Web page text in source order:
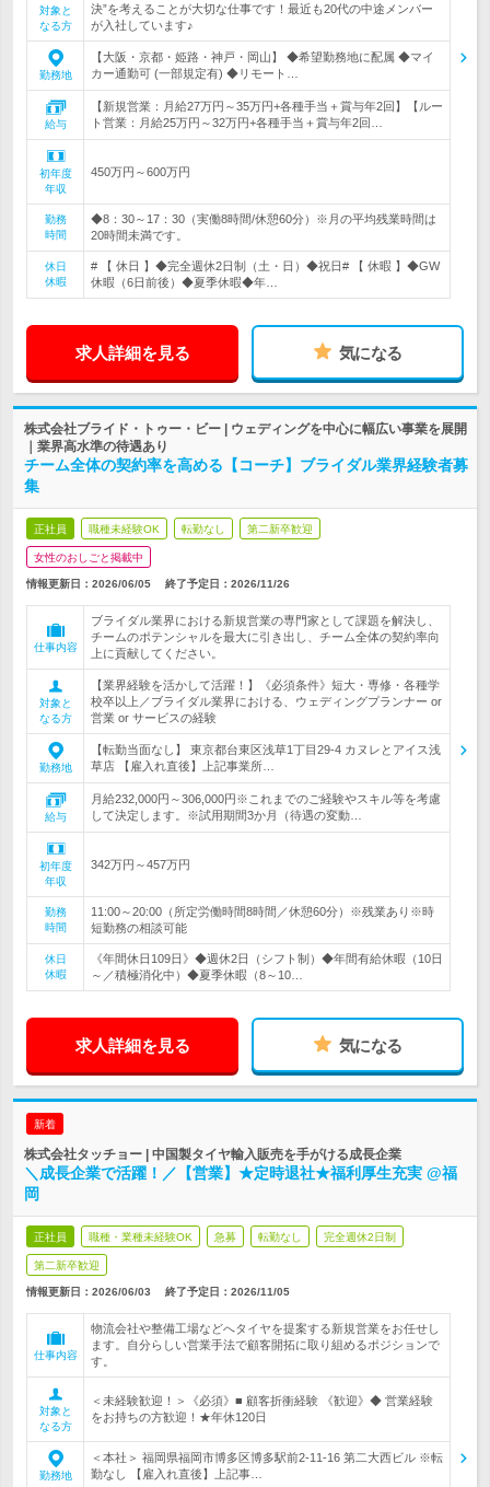
対象と
なる方
決”を考えることが大切な仕事です！最近も20代の中途メンバー
が入社しています♪
勤務地
【大阪・京都・姫路・神戸・岡山】 ◆希望勤務地に配属 ◆マイ
カー通勤可 (一部規定有) ◆リモート…
給与
【新規営業：月給27万円～35万円+各種手当＋賞与年2回】【ルー
ト営業：月給25万円～32万円+各種手当＋賞与年2回…
初年度
年収
450万円～600万円
勤務
時間
◆8：30～17：30（実働8時間/休憩60分）※月の平均残業時間は
20時間未満です。
休日
休暇
# 【 休日 】◆完全週休2日制（土・日）◆祝日# 【 休暇 】◆GW
休暇（6日前後）◆夏季休暇◆年…
求人詳細を見る 気になる
株式会社ブライド・トゥー・ビー | ウェディングを中心に幅広い事業を展開
｜業界高水準の待遇あり
チーム全体の契約率を高める【コーチ】ブライダル業界経験者募
集
正社員 職種未経験OK 転勤なし 第二新卒歓迎
女性のおしごと掲載中
情報更新日：2026/06/05 終了予定日： 2026/11/26
仕事内容
ブライダル業界における新規営業の専門家として課題を解決し、
チームのポテンシャルを最大に引き出し、チーム全体の契約率向
上に貢献してください。
対象と
なる方
【業界経験を活かして活躍！】《必須条件》短大・専修・各種学
校卒以上／ブライダル業界における、ウェディングプランナー or
営業 or サービスの経験
勤務地
【転勤当面なし】 東京都台東区浅草1丁目29-4 カヌレとアイス浅
草店 【雇入れ直後】上記事業所…
給与
月給232,000円～306,000円※これまでのご経験やスキル等を考慮
して決定します。※試用期間3か月（待遇の変動…
初年度
年収
342万円～457万円
勤務
時間
11:00～20:00（所定労働時間8時間／休憩60分）※残業あり※時
短勤務の相談可能
休日
休暇
《年間休日109日》◆週休2日（シフト制）◆年間有給休暇（10日
～／積極消化中）◆夏季休暇（8～10…
求人詳細を見る 気になる
新着
株式会社タッチョー | 中国製タイヤ輸入販売を手がける成長企業
＼成長企業で活躍！／【営業】★定時退社★福利厚生充実 @福
岡
正社員 職種・業種未経験OK 急募 転勤なし 完全週休2日制
第二新卒歓迎
情報更新日：2026/06/03 終了予定日： 2026/11/05
仕事内容
物流会社や整備工場などへタイヤを提案する新規営業をお任せし
ます。自分らしい営業手法で顧客開拓に取り組めるポジションで
す。
対象と
なる方
＜未経験歓迎！＞《必須》■ 顧客折衝経験 《歓迎》◆ 営業経験
をお持ちの方歓迎！★年休120日
勤務地
＜本社＞ 福岡県福岡市博多区博多駅前2-11-16 第二大西ビル ※転
勤なし 【雇入れ直後】上記事…